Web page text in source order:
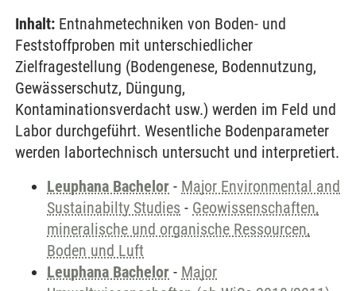
Inhalt: Entnahmetechniken von Boden- und
Feststoffproben mit unterschiedlicher
Zielfragestellung (Bodengenese, Bodennutzung,
Gewässerschutz, Düngung,
Kontaminationsverdacht usw.) werden im Feld und
Labor durchgeführt. Wesentliche Bodenparameter
werden labortechnisch untersucht und interpretiert.
Leuphana Bachelor - Major Environmental and
Sustainabilty Studies - Geowissenschaften,
mineralische und organische Ressourcen,
Boden und Luft
Leuphana Bachelor - Major